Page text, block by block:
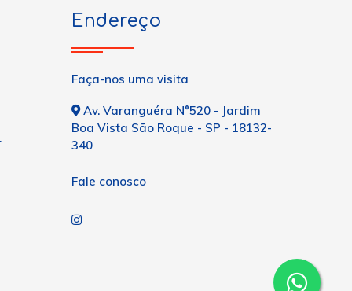
Endereço
Faça-nos uma visita
Av. Varanguéra N°520 - Jardim
Boa Vista São Roque - SP - 18132-
340
Fale conosco